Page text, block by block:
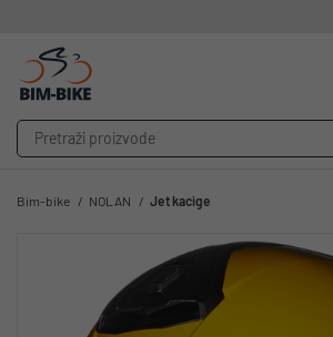
Bim-bike NOLAN Jet kacige